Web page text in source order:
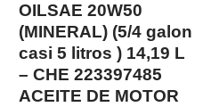
OILSAE 20W50
(MINERAL) (5/4 galon
casi 5 litros ) 14,19 L
– CHE 223397485
ACEITE DE MOTOR